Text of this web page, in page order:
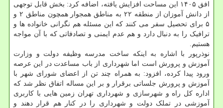
افق ۱۴۰۵ این مساحت افزایش یافته، اضافه کرد: بخش قابل توجهی
از دانش آموزان از منطقه ۲۲ به مناطق همجوار همچون مناطق ۲ و
۵ برای تحصیل سفر می کنند که این مسئله هم نگرانی خانواده ها و
ترافیک را به دنبال دارد و هم عدم ایمنی و تصادفاتی که با آن مواجه
هستیم.
نوذرپور با اشاره به اینکه ساخت مدرسه وظیفه دولت و وزارت
آموزش و پرورش است اما شهرداری از باب مساعدت در این عرصه
ورود پیدا کرده، افزود: به همراه چند تن از اعضای شورای شهر با
آموزش و پرورش جلساتی برقرار و بر این مساله اتفاق نظر شد که
اداره کل راه و شهرسازی و شهرداری تهران زمین هایی با کاربری
آموزشی در تملک دولت و شهرداری را در کنار هم قرار دهند و